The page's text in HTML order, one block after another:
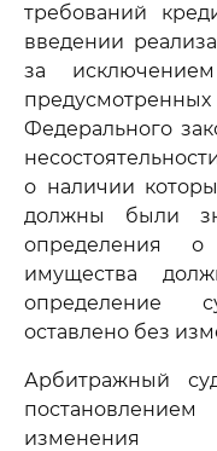
требований
введении
за
предусмотренных
Федерального
о наличии
должны были
определения о
имущества
определение
оставлено без
Арбитражный
изменения